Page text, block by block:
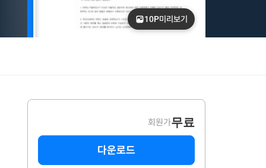
10P미리보기
회원가무료
다운로드